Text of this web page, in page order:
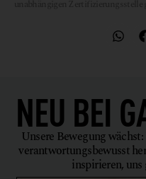
NEU BEI
Unsere Bewegung
verantwortungsbewusst
inspirieren, uns